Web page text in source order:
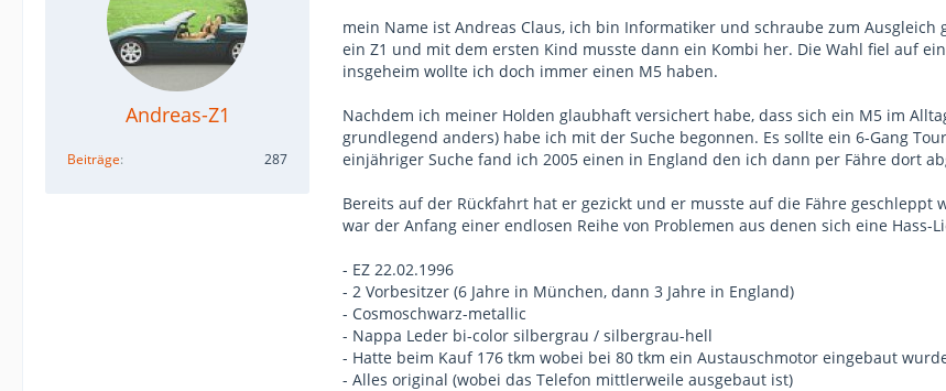
Andreas-Z1
Beiträge 287
mein Name ist Andreas Claus, ich bin Informatiker und schraube zum
ein Z1 und mit dem ersten Kind musste dann ein Kombi her. Die Wahl fiel auf
insgeheim wollte ich doch immer einen M5 haben.
Nachdem ich meiner Holden glaubhaft versichert habe, dass sich ein M5 im
grundlegend anders) habe ich mit der Suche begonnen. Es sollte ein 6-Gang
einjähriger Suche fand ich 2005 einen in England den ich dann per Fähre dort
Bereits auf der Rückfahrt hat er gezickt und er musste auf die Fähre
war der Anfang einer endlosen Reihe von Problemen aus denen sich eine
- EZ 22.02.1996
- 2 Vorbesitzer (6 Jahre in München, dann 3 Jahre in England)
- Cosmoschwarz-metallic
- Nappa Leder bi-color silbergrau / silbergrau-hell
- Hatte beim Kauf 176 tkm wobei bei 80 tkm ein Austauschmotor eingebaut
- Alles original (wobei das Telefon mittlerweile ausgebaut ist)